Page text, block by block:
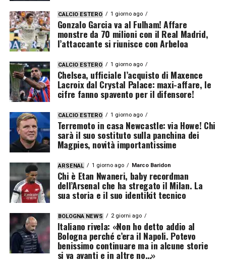
CALCIO ESTERO 1 giorno ago
Gonzalo Garcia va al Fulham! Affare
monstre da 70 milioni con il Real Madrid,
l’attaccante si riunisce con Arbeloa
CALCIO ESTERO 1 giorno ago
Chelsea, ufficiale l’acquisto di Maxence
Lacroix dal Crystal Palace: maxi-affare, le
cifre fanno spavento per il difensore!
CALCIO ESTERO 1 giorno ago
Terremoto in casa Newcastle: via Howe! Chi
sarà il suo sostituto sulla panchina dei
Magpies, novità importantissime
ARSENAL 1 giorno ago Marco Baridon
Chi è Etan Nwaneri, baby recordman
dell’Arsenal che ha stregato il Milan. La
sua storia e il suo identikit tecnico
BOLOGNA NEWS 2 giorni ago
Italiano rivela: «Non ho detto addio al
Bologna perché c’era il Napoli. Potevo
benissimo continuare ma in alcune storie
si va avanti e in altre no…»